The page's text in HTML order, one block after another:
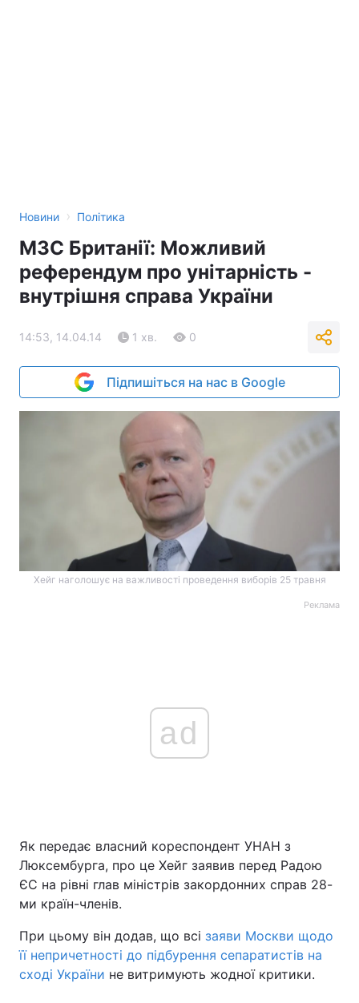
Новини › Політика
МЗС Британії: Можливий
референдум про унітарність -
внутрішня справа України
14:53, 14.04.14 1 хв. 0
Підпишіться на нас в Google
Хейг наголошує на важливості проведення виборів 25 травня
Реклама
ad
Як передає власний кореспондент УНАН з
Люксембурга, про це Хейг заявив перед Радою
ЄС на рівні глав міністрів закордонних справ 28-
ми країн-членів.
При цьому він додав, що всі заяви Москви щодо
її непричетності до підбурення сепаратистів на
сході України не витримують жодної критики.